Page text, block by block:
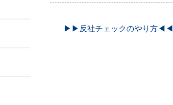
▶▶反社チェックのやり方◀◀